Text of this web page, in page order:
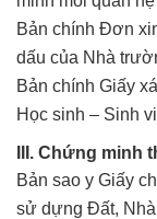
Bản chính Đơn
dấu của Nhà
Bản chính Giấy
Học sinh – Sinh
III. Chứng minh
Bản sao y Giấy
sử dựng Đất,